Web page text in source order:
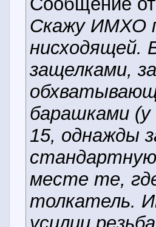
Скажу ИМХО
нисходящей.
защелками,
барашками
15, однажды
стандартную
месте те,
толкатель.